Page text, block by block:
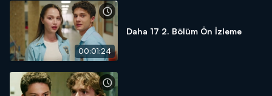
00:01:24
Daha 17 2. Bölüm Ön İzleme